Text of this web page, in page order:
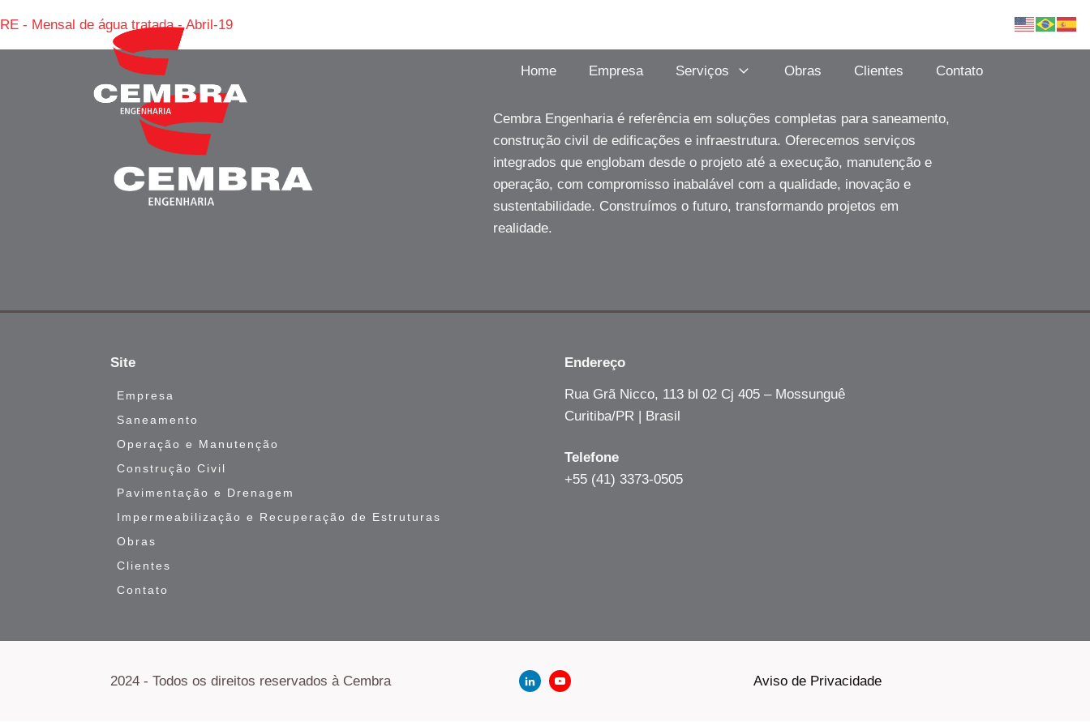
Home Empresa Serviços Obras Clientes Contato
RE - Mensal de água tratada - Abril-19
Cembra Engenharia é referência em soluções completas para saneamento,
construção civil de edificações e infraestrutura. Oferecemos serviços
integrados que englobam desde o projeto até a execução, manutenção e
operação, com compromisso inabalável com a qualidade, inovação e
sustentabilidade. Construímos o futuro, transformando projetos em
realidade.
Site
Empresa
Saneamento
Operação e Manutenção
Construção Civil
Pavimentação e Drenagem
Impermeabilização e Recuperação de Estruturas
Obras
Clientes
Contato
Endereço
Rua Grã Nicco, 113 bl 02 Cj 405 – Mossunguê
Curitiba/PR | Brasil
Telefone
+55 (41) 3373-0505
2024 - Todos os direitos reservados à Cembra Aviso de Privacidade